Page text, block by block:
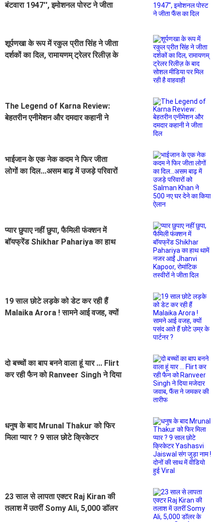
बंटवारा 1947'', इमोशनल पोस्ट ने जीता
शूर्पणखा के रूप में रकुल प्रीत सिंह ने जीता
दर्शकों का दिल, रामायणम् ट्रेलर रिलीज़ के
The Legend of Karna Review:
बेहतरीन एनीमेशन और दमदार कहानी ने
भाईजान के एक नेक कदम ने फिर जीता
लोगों का दिल...असम बाढ़ में उजड़े परिवारों
प्यार छुपाए नहीं छुपा, फैमिली फंक्शन में
बॉयफ्रेंड Shikhar Pahariya का हाथ
19 साल छोटे लड़के को डेट कर रही हैं
Malaika Arora ! सामने आई वजह, क्यों
दो बच्चों का बाप बनने वाला हूं यार ... Flirt
कर रही फैन को Ranveer Singh ने दिया
धनुष के बाद Mrunal Thakur को फिर
मिला प्यार ? 9 साल छोटे क्रिकेटर
23 साल से लापता एक्टर Raj Kiran की
तलाश में उतरीं Somy Ali, 5,000 डॉलर